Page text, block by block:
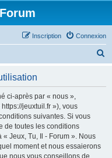
Connexion
Inscription
ci-après par « nous »,
jeuxtuil.fr »), vous
suivantes. Si vous
de toutes les conditions
Jeux, Tu, Il - Forum ». Nous
moment et nous essaierons
nous vous conseillons de